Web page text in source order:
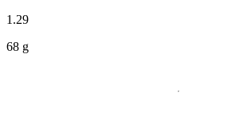
1 .29
68 g